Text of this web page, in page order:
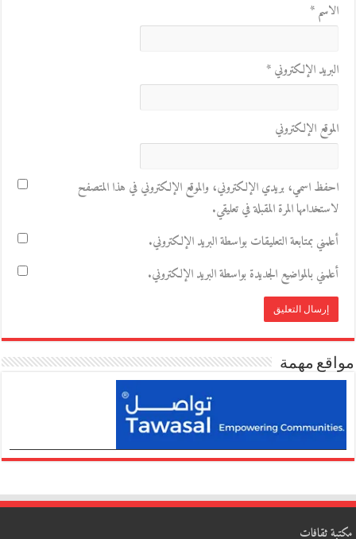
الاسم*
البريد الإلكتروني*
الموقع الإلكتروني
احفظ اسمي، بريدي الإلكتروني، والموقع الإلكتروني في هذا المتصفح
لاستخدامها المرة المقبلة في تعليقي.
أعلمني بمتابعة التعليقات بواسطة البريد الإلكتروني.
أعلمني بالمواضيع الجديدة بواسطة البريد الإلكتروني.
مواقع مهمة
مكتبة ثقافات